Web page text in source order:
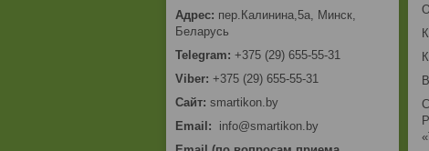
пер.Калинина,5а, Минск,
Беларусь
+375 (29) 655-55-31
+375 (29) 655-55-31
smartikon.by
Email
info@smartikon.by